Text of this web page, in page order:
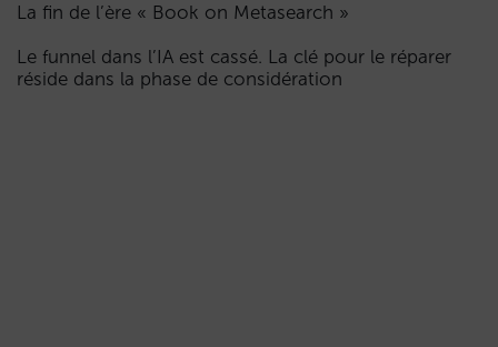
La fin de l’ère « Book on Metasearch »
Le funnel dans l’IA est cassé. La clé pour le réparer
réside dans la phase de considération